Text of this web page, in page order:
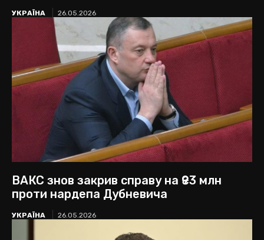
УКРАЇНА 26.05.2026
ВАКС знов закрив справу на ₴93 млн
проти нардепа Дубневича
УКРАЇНА 26.05.2026